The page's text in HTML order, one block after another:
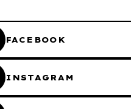
FACEBOOK
INSTAGRAM